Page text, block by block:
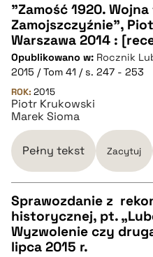
"Zamość 1920.
Zamojszczyźnie",
Warszawa 2014 :
Opublikowano w: Rocznik
2015 / Tom 41 / s. 247 - 253
ROK: 2015
Piotr Krukowski
Marek Sioma
Pełny tekst Zacytuj
CZYSTY TEKST
Sprawozdanie z
historycznej, pt.
Wyzwolenie czy
lipca 2015 r.